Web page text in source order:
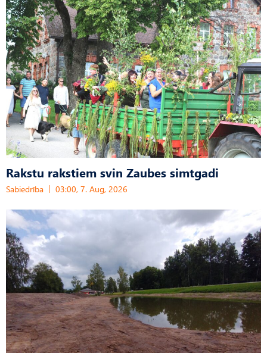
Rakstu rakstiem svin Zaubes simtgadi
Sabiedrība 03:00, 7. Aug, 2026